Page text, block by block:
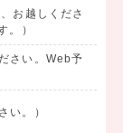
お越しくださ
。）
さい。Web予
い。）